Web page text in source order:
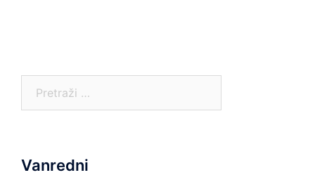
Vanredni